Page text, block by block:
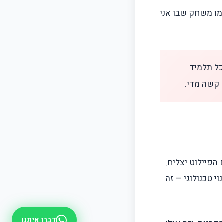
כמו מבחן," אומר עידו בן ה-11. "זה יותר כמו משחק שבו אני
תלמיד
קשה מדי.
יצליח,
טכנולוגי – זה
דברו איתנו